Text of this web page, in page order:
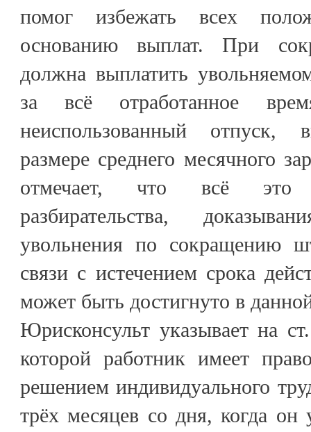
помог избежать всех
основанию выплат. При
должна выплатить
за всё отработанное
неиспользованный отпуск,
размере среднего месячного
отмечает, что всё это
разбирательства,
увольнения по сокращению
связи с истечением срока
может быть достигнуто в
Юрисконсульт указывает на
которой работник имеет
решением индивидуального
трёх месяцев со дня, когда